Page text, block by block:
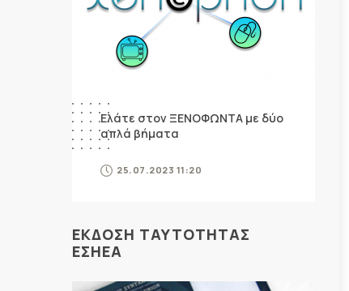
Ελάτε στον ΞΕΝΟΦΩΝΤΑ με δύο
απλά βήματα
25.07.2023 11:20
ΕΚΔΟΣΗ ΤΑΥΤΟΤΗΤΑΣ
ΕΣΗΕΑ